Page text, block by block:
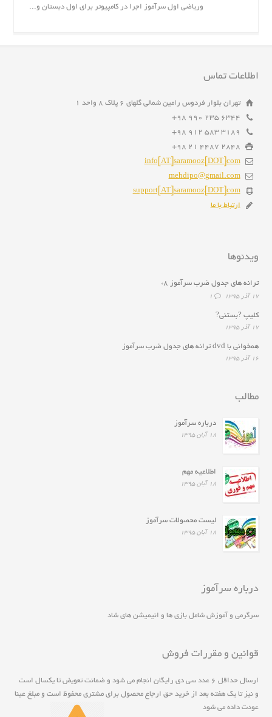
وریاضی اول سرآموز اجرا در کامپیوتر برای اول دبستان و...
اطلاعات تماس
تهران بلوار فردوس رامین شمالی گلهای ۶ پلاک ۸ واحد ۱
6344 235 990 98+
3189 583 912 98+
2848 4487 21 98+
info[AT]saramooz[DOT]com
mehdipo@gmail.com
support[AT]saramooz[DOT]com
ارتباط با ما
ویدئوها
ترانه هاى جدول ضرب سرآموز ۸*
۱۷ آذر ۱۳۹۵ 1
کلیپ ?بستنی?
۱۷ آذر ۱۳۹۵
همخوانى با dvd ترانه هاى جدول ضرب سرآموز
۱۶ آذر ۱۳۹۵
مطالب
درباره سرآموز
۱۸ آبان ۱۳۹۵
اطلاعیه مهم
۱۸ آبان ۱۳۹۵
لیست محصولات سرآموز
۱۸ آبان ۱۳۹۵
درباره سرآموز
سرگرمی و آموزش شامل بازی ها و انیمیشن های شاد
قوانین و مقررات فروش
ارسال حداقل ۶ عدد سی دی رايگان انجام مي شود و ضمانت تعويض تا يکسال است
و نيز تا يک هفته بعد از خريد حق ارجاع محصول برای مشتری محفوظ است و مبلغ عينا
عودت داده می شود